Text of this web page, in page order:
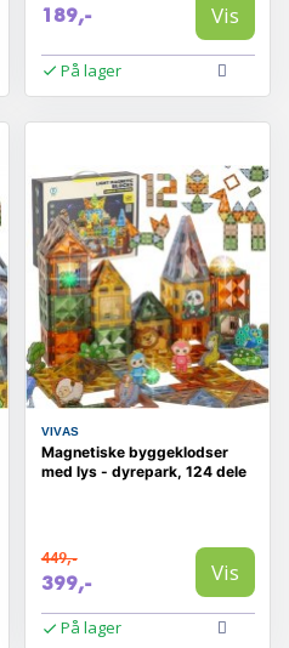
189,- Vis
På lager
VIVAS
Magnetiske byggeklodser
med lys - dyrepark, 124 dele
449,-
399,- Vis
På lager